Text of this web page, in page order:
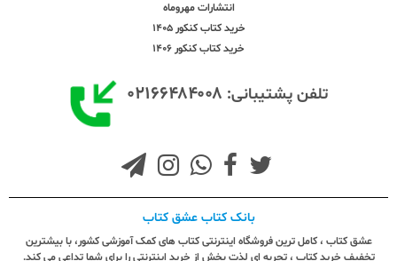
انتشارات مهروماه
خرید کتاب کنکور 1405
خرید کتاب کنکور 1406
تلفن پشتیبانی: ۰۲۱۶۶۴۸۴۰۰۸
بانک کتاب عشق کتاب
عشق کتاب ، کامل ترین فروشگاه اینترنتی کتاب های کمک آموزشی کشور، با بیشترین
تخفیف خرید کتاب ، تجربه ای لذت بخش از خرید اینترنتی را برای شما تداعی می کند.